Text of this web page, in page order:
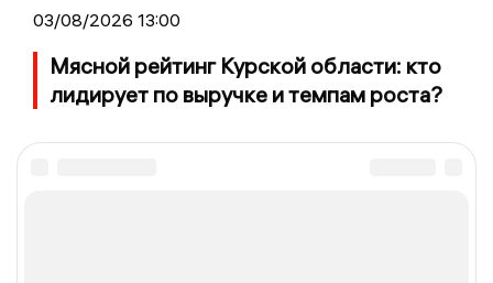
03/08/2026 13:00
Мясной рейтинг Курской области: кто
лидирует по выручке и темпам роста?